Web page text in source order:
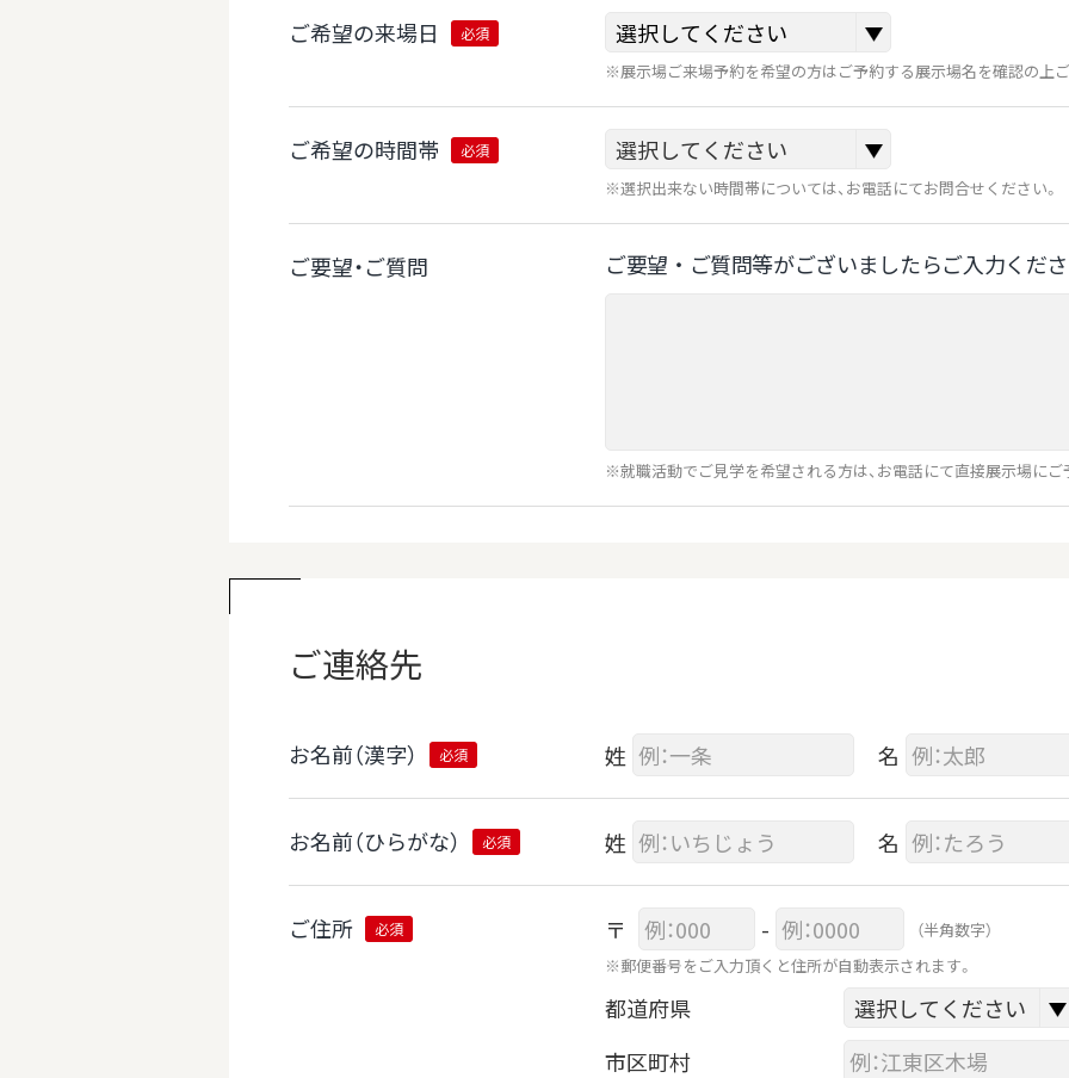
ご希望の来場日 必須
※展示場ご来場予約を希望の方はご予約する展示場名を確認の上
ご希望の時間帯 必須
※選択出来ない時間帯については、お電話にてお問合せください。
ご要望・ご質問 ご要望‧ご質問等がございましたらご⼊⼒くださ
※就職活動でご見学を希望される方は、お電話にて直接展示場にご
ご連絡先
お名前（漢字） 必須 姓 名
お名前（ひらがな） 必須 姓 名
ご住所 必須 〒 -
（半角数字）
※郵便番号をご入力頂くと住所が自動表示されます。
都道府県
市区町村